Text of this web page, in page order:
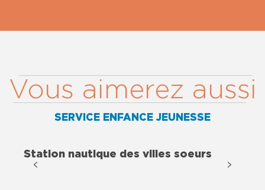
Vous aimerez aussi
SERVICE ENFANCE JEUNESSE
Station nautique des villes soeurs